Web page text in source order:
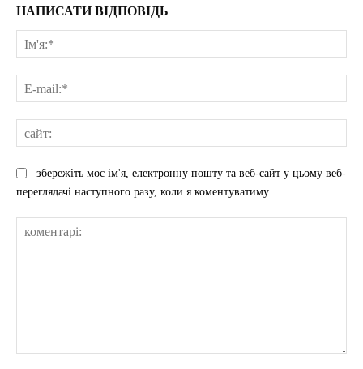
НАПИСАТИ ВІДПОВІДЬ
збережіть моє ім'я, електронну пошту та веб-сайт у цьому веб-
переглядачі наступного разу, коли я коментуватиму.